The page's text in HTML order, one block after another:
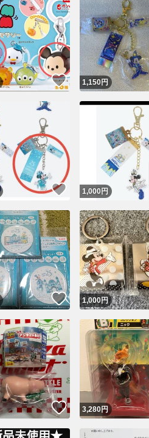
いいね！
1,150円
いいね！
1,000 円
いいね！
1,000円
いいね！
3,280円
検索条件の通知設定